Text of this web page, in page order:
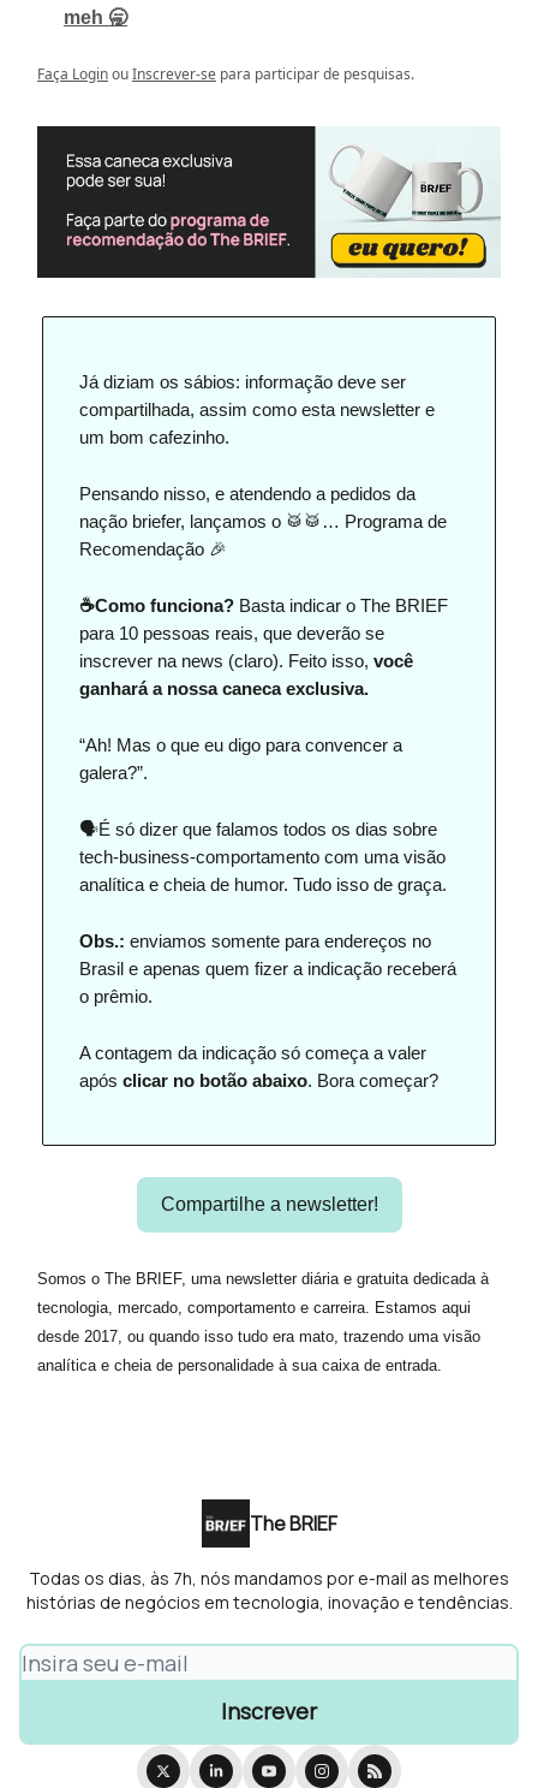
meh 🥱
Faça LoginouInscrever-se para participar de pesquisas.
Já diziam os sábios: informação deve ser
compartilhada, assim como esta newsletter e
um bom cafezinho.
Pensando nisso, e atendendo a pedidos da
nação briefer, lançamos o 🥁🥁… Programa de
Recomendação 🎉
☕Como funciona? Basta indicar o The BRIEF
para 10 pessoas reais, que deverão se
inscrever na news (claro). Feito isso, você
ganhará a nossa caneca exclusiva.
“Ah! Mas o que eu digo para convencer a
galera?”.
🗣️É só dizer que falamos todos os dias sobre
tech-business-comportamento com uma visão
analítica e cheia de humor. Tudo isso de graça.
Obs.: enviamos somente para endereços no
Brasil e apenas quem fizer a indicação receberá
o prêmio.
A contagem da indicação só começa a valer
após clicar no botão abaixo. Bora começar?
Compartilhe a newsletter!
Somos o The BRIEF, uma newsletter diária e gratuita dedicada à
tecnologia, mercado, comportamento e carreira. Estamos aqui
desde 2017, ou quando isso tudo era mato, trazendo uma visão
analítica e cheia de personalidade à sua caixa de entrada.
The BRIEF
Todas os dias, às 7h, nós mandamos por e-mail as melhores
histórias de negócios em tecnologia, inovação e tendências.